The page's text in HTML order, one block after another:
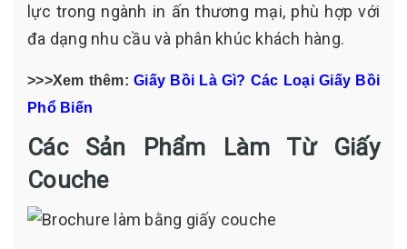
lực trong ngành in ấn thương mại, phù hợp với
đa dạng nhu cầu và phân khúc khách hàng.
>>>Xem thêm:Giấy Bồi Là Gì? Các Loại Giấy Bồi
Phổ Biến
Các Sản Phẩm Làm Từ Giấy
Couche